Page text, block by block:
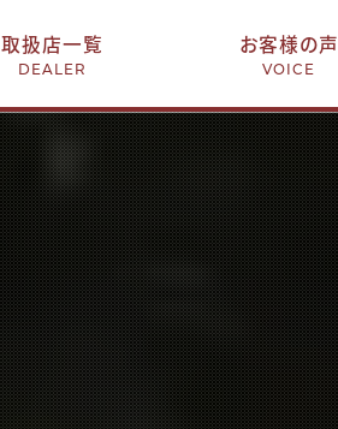
取扱店一覧
DEALER
お客様の声
VOICE